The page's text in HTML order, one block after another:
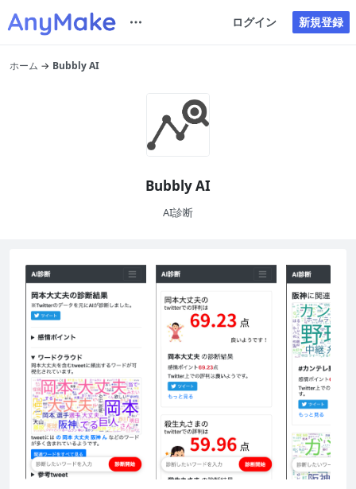
ログイン 新規登録
ホーム Bubbly AI
Bubbly AI
AI診断